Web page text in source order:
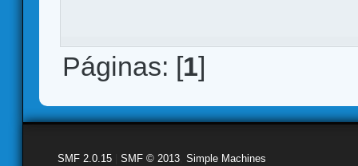
Páginas: [1]
SMF 2.0.15 SMF © 2013 Simple Machines